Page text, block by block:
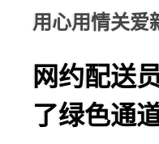
用心用情关爱
网约配送
了绿色通